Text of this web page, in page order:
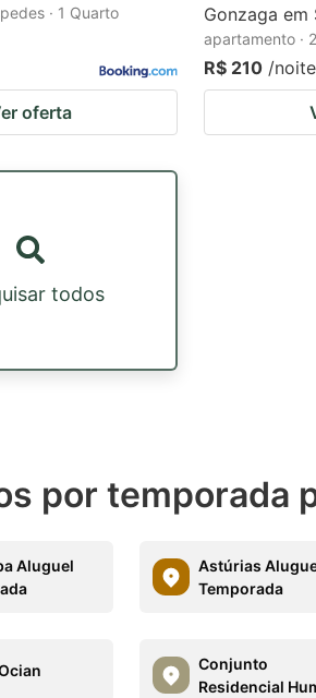
· 1 Quarto
oferta
Gonzaga em
apartamento ·
R$ 210 /noite
todos
por temporada
Aluguel
Astúrias
Temporada
Conjunto
Residencial